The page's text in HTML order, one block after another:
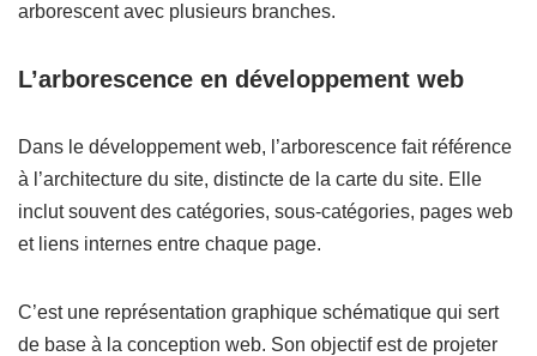
arborescent avec plusieurs branches.
L’arborescence en développement web
Dans le développement web, l’arborescence fait référence
à l’architecture du site, distincte de la carte du site. Elle
inclut souvent des catégories, sous-catégories, pages web
et liens internes entre chaque page.
C’est une représentation graphique schématique qui sert
de base à la conception web. Son objectif est de projeter